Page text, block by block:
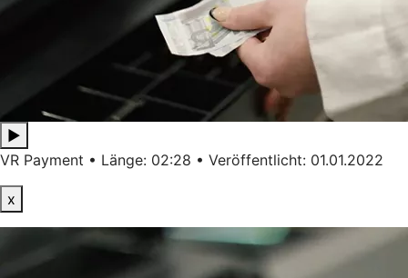
▶
VR Payment • Länge: 02:28 • Veröffentlicht: 01.01.2022
x